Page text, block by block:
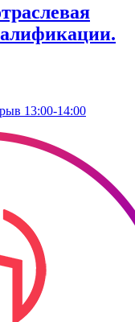
13:00-14:00